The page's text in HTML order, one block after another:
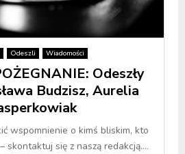
Odeszli Wiadomości
Odeszły
Budzisz, Aurelia
wspomnienie o kimś bliskim, kto
skontaktuj się z naszą redakcją....